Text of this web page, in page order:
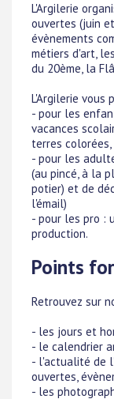
L'Argilerie
ouvertes (juin
évènements
métiers d'art,
du 20ème, la
L'Argilerie vous
- pour les
vacances
terres
- pour les
(au pincé, à la
potier) et de
l'émail)
- pour les pro :
production.
Points
Retrouvez sur
- les jours et
- le calendrier
- l'actualité de
ouvertes,
- les